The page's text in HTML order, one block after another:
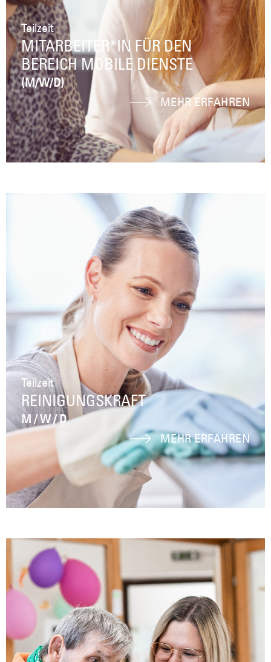
Teilzeit
MITARBEITER*IN FÜR DEN
BEREICH MOBILE DIENSTE
(M/W/D)
MEHR ERFAHREN
Teilzeit
REINIGUNGSKRAFT
M / W / D
MEHR ERFAHREN